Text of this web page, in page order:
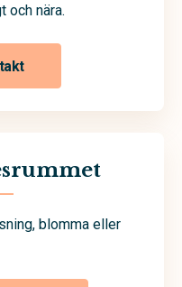
och nära.
blomma eller